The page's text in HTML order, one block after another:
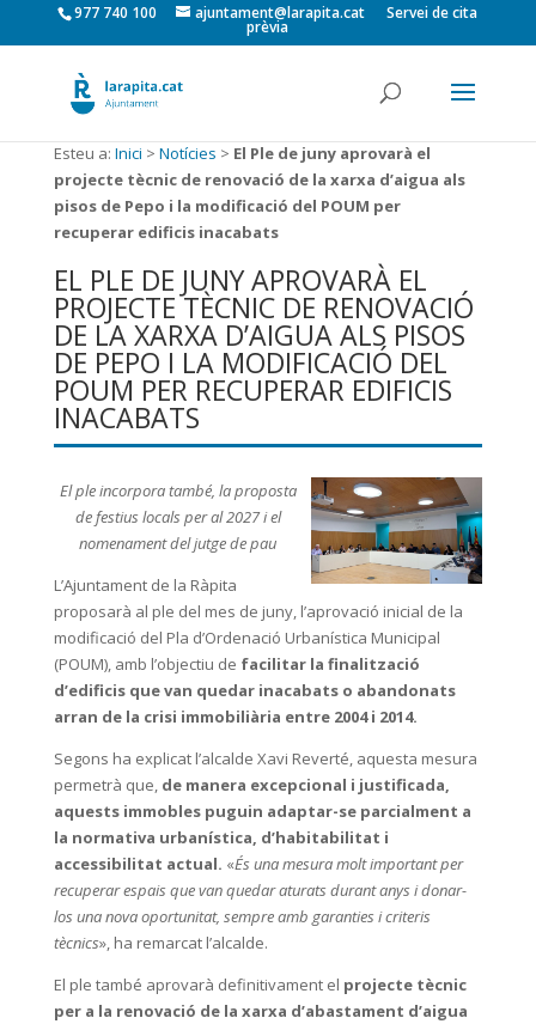
977 740 100 ajuntament@larapita.cat Servei de cita
prèvia
Esteu a: Inici > Notícies > El Ple de juny aprovarà el
projecte tècnic de renovació de la xarxa d’aigua als
pisos de Pepo i la modificació del POUM per
recuperar edificis inacabats
EL PLE DE JUNY APROVARÀ EL
PROJECTE TÈCNIC DE RENOVACIÓ
DE LA XARXA D’AIGUA ALS PISOS
DE PEPO I LA MODIFICACIÓ DEL
POUM PER RECUPERAR EDIFICIS
INACABATS
El ple incorpora també, la proposta
de festius locals per al 2027 i el
nomenament del jutge de pau
L’Ajuntament de la Ràpita
proposarà al ple del mes de juny, l’aprovació inicial de la
modificació del Pla d’Ordenació Urbanística Municipal
(POUM), amb l’objectiu de facilitar la finalització
d’edificis que van quedar inacabats o abandonats
arran de la crisi immobiliària entre 2004 i 2014.
Segons ha explicat l’alcalde Xavi Reverté, aquesta mesura
permetrà que, de manera excepcional i justificada,
aquests immobles puguin adaptar-se parcialment a
la normativa urbanística, d’habitabilitat i
accessibilitat actual. «És una mesura molt important per
recuperar espais que van quedar aturats durant anys i donar-
los una nova oportunitat, sempre amb garanties i criteris
tècnics», ha remarcat l’alcalde.
El ple també aprovarà definitivament el projecte tècnic
per a la renovació de la xarxa d’abastament d’aigua